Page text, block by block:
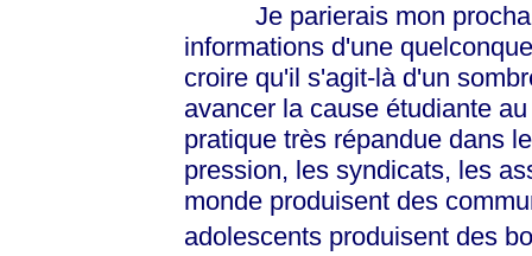
Je parierais mon prochain
informations d'une
croire qu'il s'agit-là d'un
avancer la cause étudiante
pratique très répandue dans
pression, les syndicats, les
monde produisent des
adolescents produisent des